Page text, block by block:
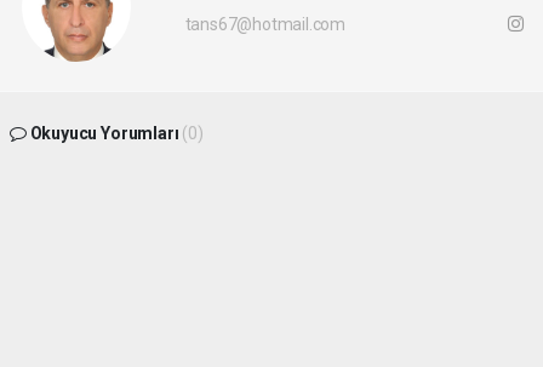
tans67@hotmail.com
Okuyucu Yorumları (0)